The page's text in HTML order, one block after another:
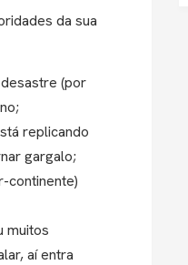
da sua
(por
replicando
gargalo;
continente)
muitos
aí entra